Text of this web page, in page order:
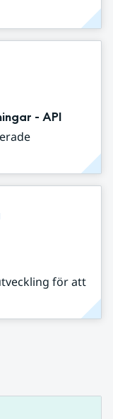
- API
för att